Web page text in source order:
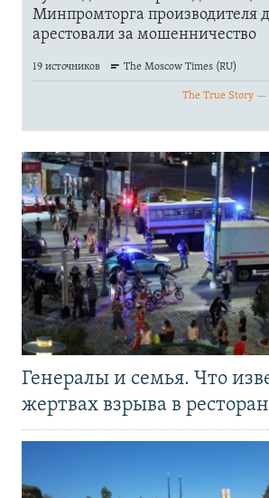
Генералы и семья. Что
жертвах взрыва в